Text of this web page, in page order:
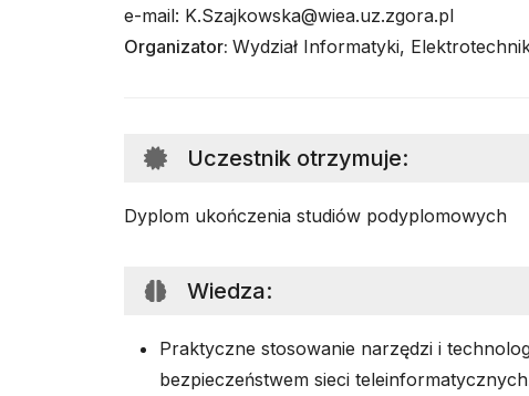
e-mail: K.Szajkowska@wiea.uz.zgora.pl
Organizator: Wydział Informatyki,
Uczestnik otrzymuje:
Dyplom ukończenia studiów podyplomowych
Wiedza:
Praktyczne stosowanie narzędzi i
bezpieczeństwem sieci